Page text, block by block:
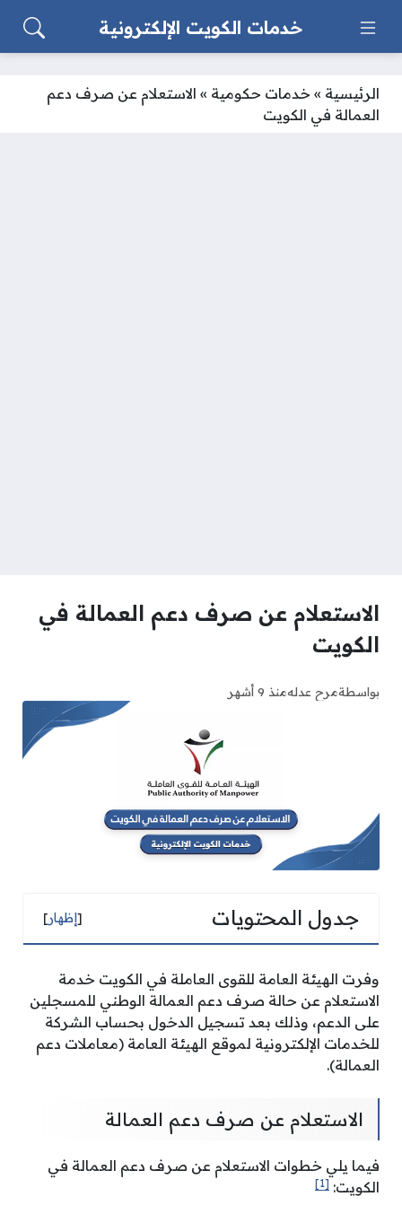
خدمات الكويت الإلكترونية
الرئيسية » خدمات حكومية » الاستعلام عن صرف دعم
العمالة في الكويت
الاستعلام عن صرف دعم العمالة في
الكويت
بواسطةمرح عدلهمنذ 9 أشهر
جدول المحتويات [إظهار]
وفرت الهيئة العامة للقوى العاملة في الكويت خدمة
الاستعلام عن حالة صرف دعم العمالة الوطني للمسجلين
على الدعم، وذلك بعد تسجيل الدخول بحساب الشركة
للخدمات الإلكترونية لموقع الهيئة العامة (معاملات دعم
العمالة).
الاستعلام عن صرف دعم العمالة
فيما يلي خطوات الاستعلام عن صرف دعم العمالة في
الكويت: [1]